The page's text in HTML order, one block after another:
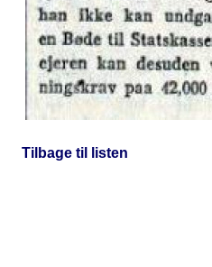
Tilbage til listen